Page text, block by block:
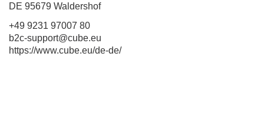
DE 95679 Waldershof
+49 9231 97007 80
b2c-support@cube.eu
https://www.cube.eu/de-de/